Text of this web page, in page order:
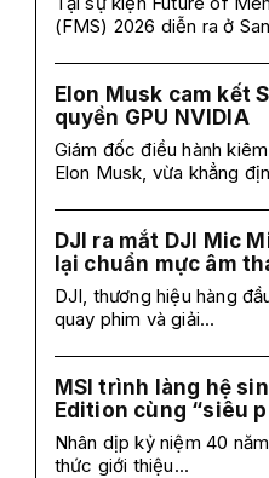
(FMS) 2026 diễn ra ở
Elon Musk cam kết
quyền GPU NVIDIA
Giám đốc điều hành
Elon Musk, vừa khẳng
DJI ra mắt DJI Mic
lại chuẩn mực âm
DJI, thương hiệu hàng
quay phim và giải...
MSI trình làng hệ
Edition cùng “siêu
Nhân dịp kỷ niệm 40
thức giới thiệu...